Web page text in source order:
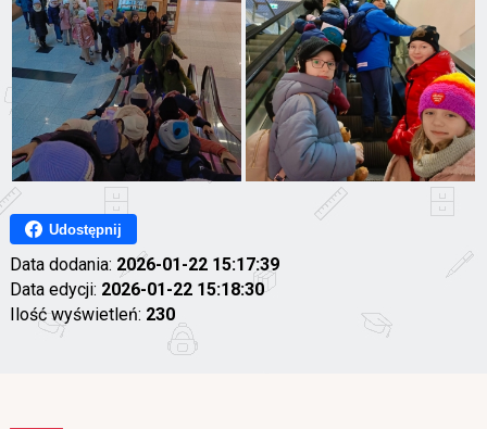
Udostępnij
Data dodania: 2026-01-22 15:17:39
Data edycji: 2026-01-22 15:18:30
Ilość wyświetleń: 230